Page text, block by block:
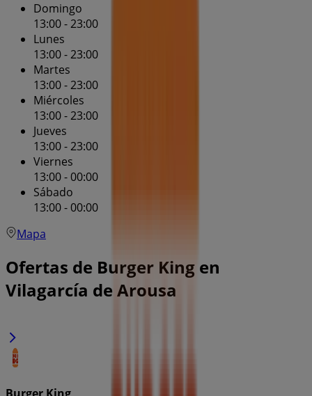
Domingo
13:00 - 23:00
Lunes
13:00 - 23:00
Martes
13:00 - 23:00
Miércoles
13:00 - 23:00
Jueves
13:00 - 23:00
Viernes
13:00 - 00:00
Sábado
13:00 - 00:00
Mapa
Ofertas de Burger King en
Vilagarcía de Arousa